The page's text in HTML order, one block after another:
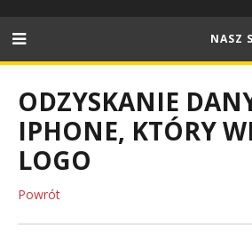
NASZ
ODZYSKANIE
IPHONE, KTÓRY
LOGO
Powrót